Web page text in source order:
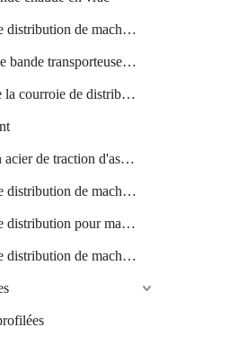
Courroie de distribution de machine textile chaude
Fabricant de bande transporteuse en PVC
Garantie de la courroie de distribution de la machine à saucisses
Ceinture en acier de traction d'ascenseur
Courroie de distribution de machine textile
Courroie de distribution pour machine à saucisses
Courroie de distribution de machine à verre